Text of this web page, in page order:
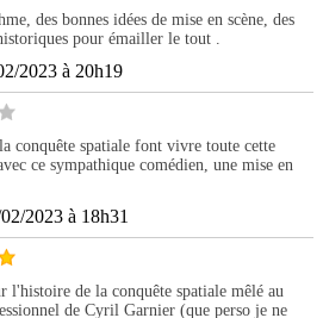
des bonnes idées de mise en scène, des
pour émailler le tout .
2023 à 20h19
conquête spatiale font vivre toute cette
ce sympathique comédien, une mise en
2023 à 18h31
l'histoire de la conquête spatiale mêlé au
de Cyril Garnier (que perso je ne